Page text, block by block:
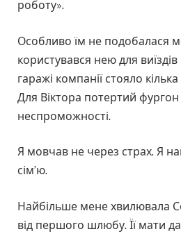
роботу».
Особливо їм не подобалася
користувався нею для
гаражі компанії стояло
Для Віктора потертий
неспроможності.
Я мовчав не через страх. Я
сім’ю.
Найбільше мене хвилювала
від першого шлюбу. Її мати